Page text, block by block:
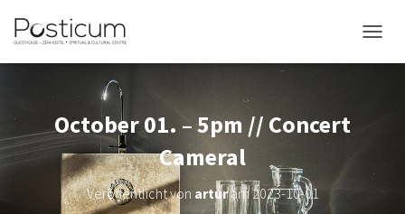
October 01. – 5pm // Concert
Cameral
Veröffentlicht von arturam2023-10-01